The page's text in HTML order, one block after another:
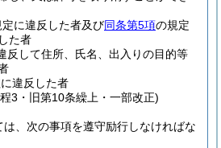
定に違反した者及び同条第5項の規定
た者
反して住所、氏名、出入りの目的等
違反した者
3・旧第10条繰上・一部改正)
は、次の事項を遵守励行しなければな